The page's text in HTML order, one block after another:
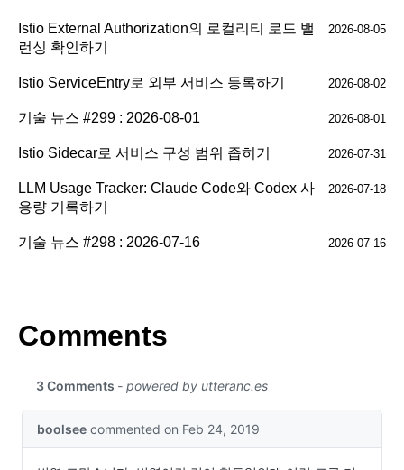
Istio External Authorization의 로컬리티 로드 밸
런싱 확인하기
2026-08-05
Istio ServiceEntry로 외부 서비스 등록하기 2026-08-02
기술 뉴스 #299 : 2026-08-01 2026-08-01
Istio Sidecar로 서비스 구성 범위 좁히기 2026-07-31
LLM Usage Tracker: Claude Code와 Codex 사
용량 기록하기
2026-07-18
기술 뉴스 #298 : 2026-07-16 2026-07-16
Comments